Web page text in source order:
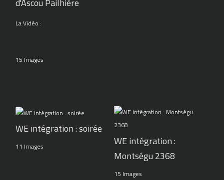
La Vidéo :
15 Images
WE intégration : soirée
11 Images
WE intégration :
Montségu 2368
15 Images